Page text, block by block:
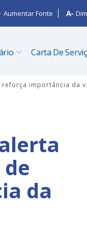
Aumentar Fonte
Carta De
importância da
da